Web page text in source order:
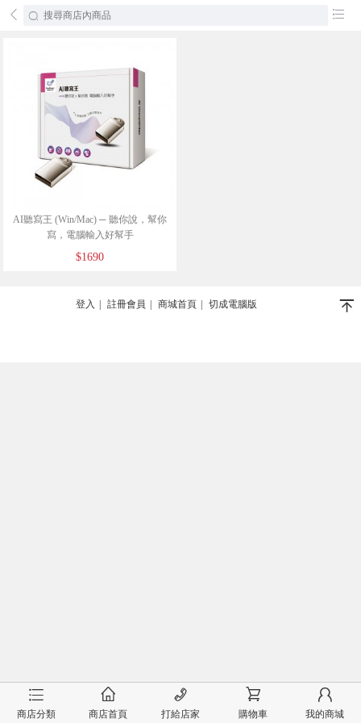
󰄕 󰂦
AI聽寫王 (Win/Mac) ─ 聽你說，幫你
寫，電腦輸入好幫手
$1690
登入 註冊會員 商城首頁 切成電腦版 󰄬
󰂦
商店分類
󰂠
商店首頁
󰄫
打給店家
󰂟
購物車
󰂢
我的商城